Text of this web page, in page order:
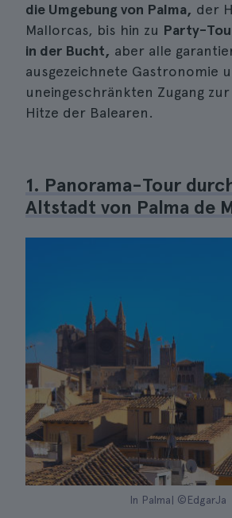
die Umgebung von Palma, der
Mallorcas, bis hin zu Party-
in der Bucht, aber alle
ausgezeichnete Gastronomie
uneingeschränkten Zugang
Hitze der Balearen.
1. Panorama-Tour
Altstadt von Palma de
In Palma| ©EdgarJa